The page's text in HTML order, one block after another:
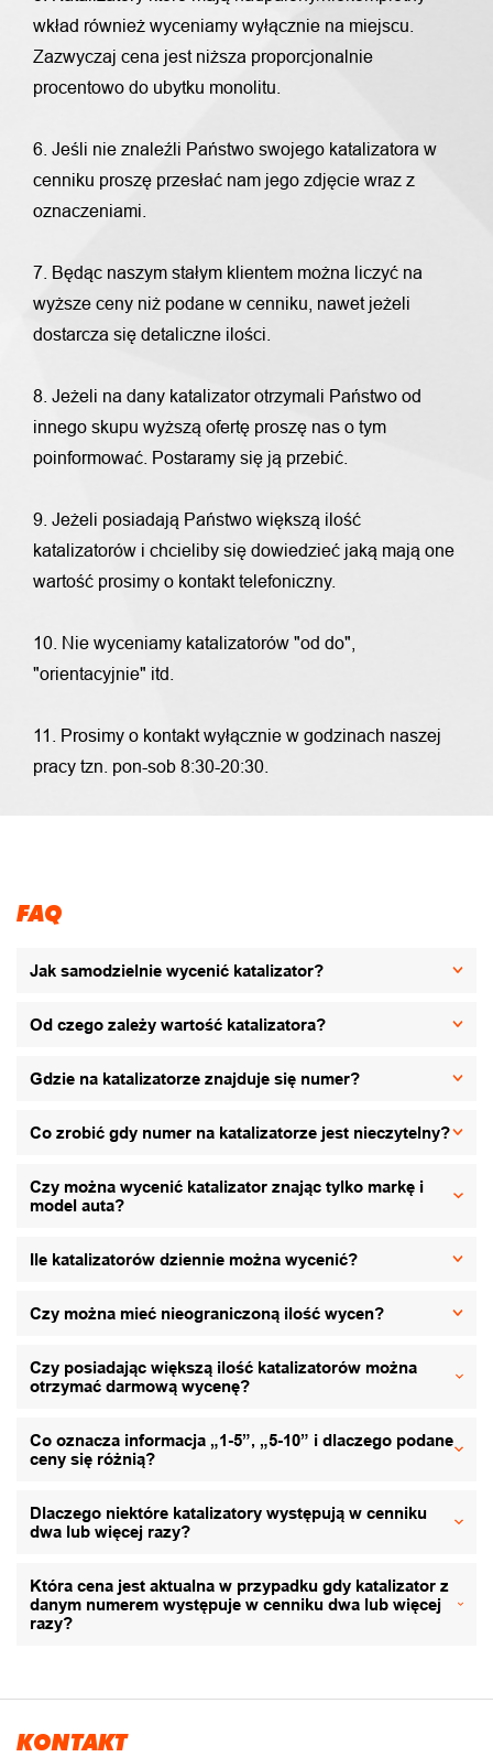
wkład również wyceniamy wyłącznie na miejscu.
Zazwyczaj cena jest niższa proporcjonalnie
procentowo do ubytku monolitu.
6. Jeśli nie znaleźli Państwo swojego katalizatora w
cenniku proszę przesłać nam jego zdjęcie wraz z
oznaczeniami.
7. Będąc naszym stałym klientem można liczyć na
wyższe ceny niż podane w cenniku, nawet jeżeli
dostarcza się detaliczne ilości.
8. Jeżeli na dany katalizator otrzymali Państwo od
innego skupu wyższą ofertę proszę nas o tym
poinformować. Postaramy się ją przebić.
9. Jeżeli posiadają Państwo większą ilość
katalizatorów i chcieliby się dowiedzieć jaką mają one
wartość prosimy o kontakt telefoniczny.
10. Nie wyceniamy katalizatorów "od do",
"orientacyjnie" itd.
11. Prosimy o kontakt wyłącznie w godzinach naszej
pracy tzn. pon-sob 8:30-20:30.
FAQ
Jak samodzielnie wycenić katalizator?
Od czego zależy wartość katalizatora?
Gdzie na katalizatorze znajduje się numer?
Co zrobić gdy numer na katalizatorze jest nieczytelny?
Czy można wycenić katalizator znając tylko markę i
model auta?
Ile katalizatorów dziennie można wycenić?
Czy można mieć nieograniczoną ilość wycen?
Czy posiadając większą ilość katalizatorów można
otrzymać darmową wycenę?
Co oznacza informacja „1-5”, „5-10” i dlaczego podane
ceny się różnią?
Dlaczego niektóre katalizatory występują w cenniku
dwa lub więcej razy?
Która cena jest aktualna w przypadku gdy katalizator z
danym numerem występuje w cenniku dwa lub więcej
razy?
KONTAKT